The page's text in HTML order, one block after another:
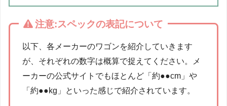
注意:スペックの表記について
以下、各メーカーのワゴンを紹介していきます
が、それぞれの数字は概算で捉えてください。メ
ーカーの公式サイトでもほとんど「約●●cm」や
「約●●kg」といった感じで紹介されています。